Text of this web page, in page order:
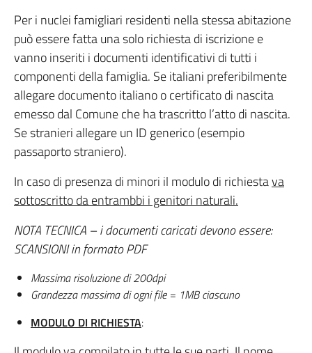
Per i nuclei famigliari residenti nella stessa abitazione
può essere fatta una solo richiesta di iscrizione e
vanno inseriti i documenti identificativi di tutti i
componenti della famiglia. Se italiani preferibilmente
allegare documento italiano o certificato di nascita
emesso dal Comune che ha trascritto l’atto di nascita.
Se stranieri allegare un ID generico (esempio
passaporto straniero).
In caso di presenza di minori il modulo di richiestava
sottoscritto da entrambbi i genitori naturali.
NOTA TECNICA – i documenti caricati devono essere:
SCANSIONI in formato PDF
Massima risoluzione di 200dpi
Grandezza massima di ogni file = 1MB ciascuno
MODULO DI RICHIESTA: